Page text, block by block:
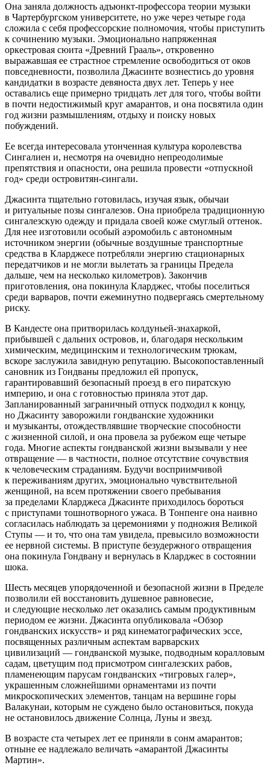
Она заняла должность адъюнкт-профессора теории музыки
в Чартербургском университете, но уже через четыре года
сложила с себя профессорские полномочия, чтобы приступить
к сочинению музыки. Эмоционально напряженная
оркестровая сюита «Древний Грааль», откровенно
выражавшая ее страстное стремление освободиться от оков
повседневности, позволила Джасинте вознестись до уровня
кандидатки в возрасте девяноста двух лет. Теперь у нее
оставались еще примерно тридцать лет для того, чтобы войти
в почти недостижимый круг амарантов, и она посвятила один
год жизни размышлениям, отдыху и поиску новых
побуждений.
Ее всегда интересовала утонченная культура королевства
Сингалиен и, несмотря на очевидно непреодолимые
препятствия и опасности, она решила провести «отпускной
год» среди островитян-сингали.
Джасинта тщательно готовилась, изучая язык, обычаи
и ритуальные позы сингалезов. Она приобрела традиционную
сингалезскую одежду и придала своей коже смуглый оттенок.
Для нее изготовили особый аэромобиль с автономным
источником энергии (обычные воздушные транспортные
средства в Кларджесе потребляли энергию стационарных
передатчиков и не могли вылетать за границы Предела
дальше, чем на несколько километров). Закончив
приготовления, она покинула Кларджес, чтобы поселиться
среди варваров, почти ежеминутно подвергаясь смертельному
риску.
В Кандесте она притворилась колдуньей-знахаркой,
прибывшей с дальних островов, и, благодаря нескольким
химическим, медицинским и технологическим трюкам,
вскоре заслужила завидную репутацию. Высокопоставленный
сановник из Гондваны предложил ей пропуск,
гарантировавший безопасный проезд в его пиратскую
империю, и она с готовностью приняла этот дар.
Запланированный заграничный отпуск подходил к концу,
но Джасинту заворожили гондванские художники
и музыканты, отождествлявшие творческие способности
с жизненной силой, и она провела за рубежом еще четыре
года. Многие аспекты гондванской жизни вызывали у нее
отвращение — в частности, полное отсутствие сочувствия
к человеческим страданиям. Будучи восприимчивой
к переживаниям других, эмоционально чувствительной
женщиной, на всем протяжении своего пребывания
за пределами Кларджеса Джасинте приходилось бороться
с приступами тошнотворного ужаса. В Тонпенге она наивно
согласилась наблюдать за церемониями у подножия Великой
Ступы — и то, что она там увидела, превысило возможности
ее нервной системы. В приступе безудержного отвращения
она покинула Гондвану и вернулась в Кларджес в состоянии
шока.
Шесть месяцев упорядоченной и безопасной жизни в Пределе
позволили ей восстановить душевное равновесие,
и следующие несколько лет оказались самым продуктивным
периодом ее жизни. Джасинта опубликовала «Обзор
гондванских искусств» и ряд кинематографических эссе,
посвященных различным аспектам варварских
цивилизаций — гондванской музыке, подводным коралловым
садам, цветущим под присмотром сингалезских рабов,
пламенеющим парусам гондванских «тигровых галер»,
украшенным сложнейшими орнаментами из почти
микроскопических элементов, танцам на вершине горы
Валакунаи, которым не суждено было остановиться, покуда
не остановилось движение Солнца, Луны и звезд.
В возрасте ста четырех лет ее приняли в сонм амарантов;
отныне ее надлежало величать «амарантой Джасинты
Мартин».